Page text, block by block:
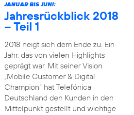
JANUAR BIS JUNI:
Jahresrückblick 2018
– Teil 1
2018 neigt sich dem Ende zu. Ein
Jahr, das von vielen Highlights
geprägt war. Mit seiner Vision
„Mobile Customer & Digital
Champion“ hat Telefónica
Deutschland den Kunden in den
Mittelpunkt gestellt und wichtige